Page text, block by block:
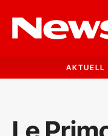
AKTUELL